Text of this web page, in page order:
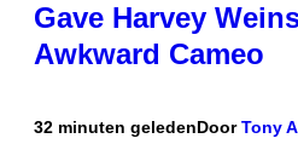
Gave Harvey
Awkward Cameo
32 minuten geledenDoorTony